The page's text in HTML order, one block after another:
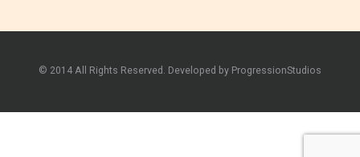
© 2014 All Rights Reserved. Developed by ProgressionStudios